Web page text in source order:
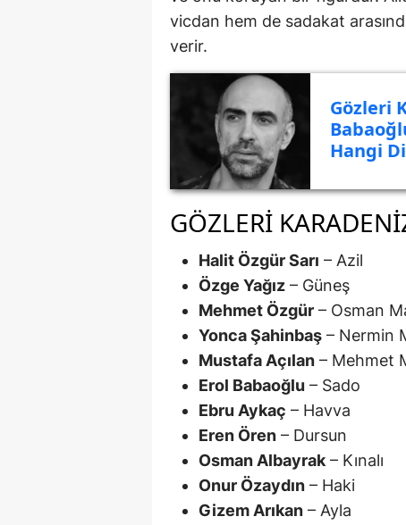
vicdan hem de sadakat
verir.
Gözleri
Hangi
GÖZLERI
Halit Özgür Sarı – Azil
Özge Yağız – Güneş
Mehmet Özgür – Osman
Yonca Şahinbaş – Nermin
Mustafa Açılan – Mehmet
Erol Babaoğlu – Sado
Ebru Aykaç – Havva
Eren Ören – Dursun
Osman Albayrak– Kınalı
Onur Özaydın – Haki
Gizem Arıkan – Ayla